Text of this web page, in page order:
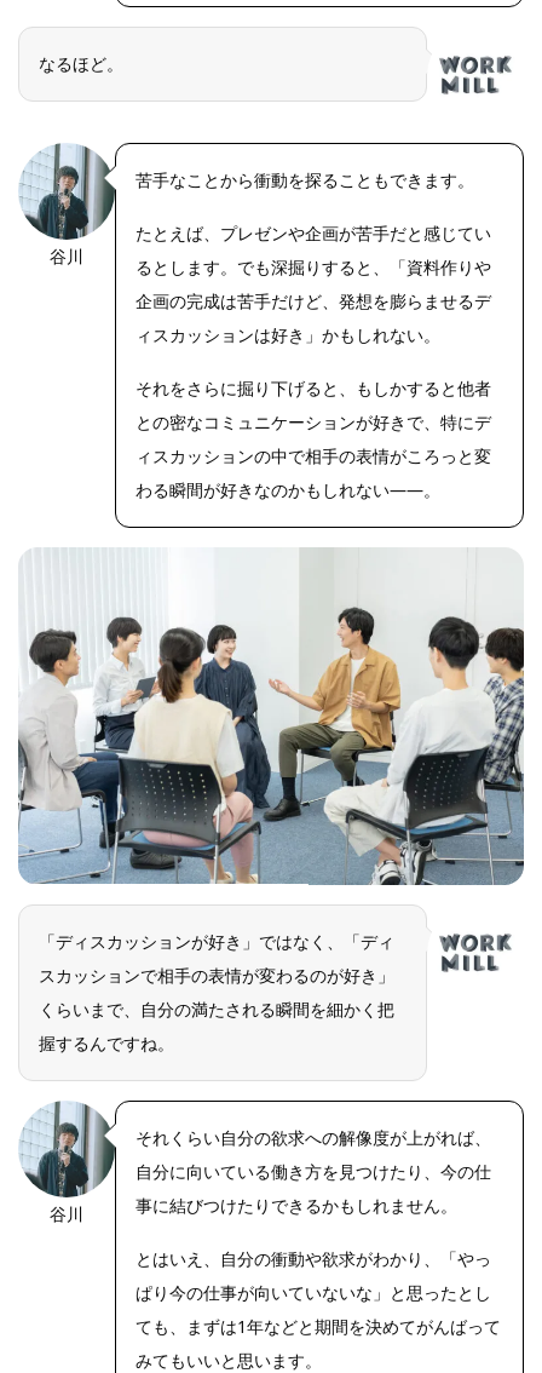
なるほど。
谷川
苦手なことから衝動を探ることもできます。
たとえば、プレゼンや企画が苦手だと感じてい
るとします。でも深掘りすると、「資料作りや
企画の完成は苦手だけど、発想を膨らませるデ
ィスカッションは好き」かもしれない。
それをさらに掘り下げると、もしかすると他者
との密なコミュニケーションが好きで、特にデ
ィスカッションの中で相手の表情がころっと変
わる瞬間が好きなのかもしれない――。
「ディスカッションが好き」ではなく、「ディ
スカッションで相手の表情が変わるのが好き」
くらいまで、自分の満たされる瞬間を細かく把
握するんですね。
谷川
それくらい自分の欲求への解像度が上がれば、
自分に向いている働き方を見つけたり、今の仕
事に結びつけたりできるかもしれません。
とはいえ、自分の衝動や欲求がわかり、「やっ
ぱり今の仕事が向いていないな」と思ったとし
ても、まずは1年などと期間を決めてがんばって
みてもいいと思います。